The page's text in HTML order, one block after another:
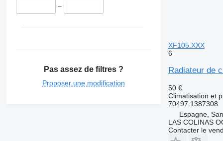
–
Pas assez de filtres ?
Proposer une modification
XF105.XXX
6
Radiateur de
50 €
Climatisation et
70497 1387308
Espagne,
LAS COLINAS
Contacter le